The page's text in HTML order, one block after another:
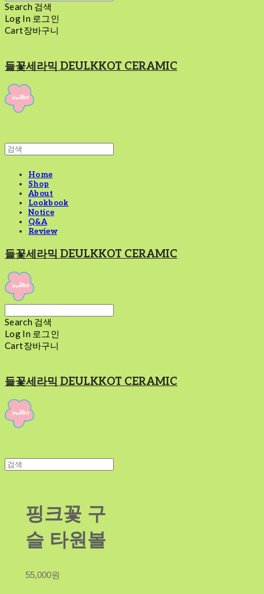
Search 검색
Log In 로그인
Cart장바구니
들꽃세라믹 DEULKKOT CERAMIC
Home
Shop
About
Lookbook
Notice
Q&A
Review
들꽃세라믹 DEULKKOT CERAMIC
Search 검색
Log In 로그인
Cart장바구니
들꽃세라믹 DEULKKOT CERAMIC
핑크꽃 구
슬 타원볼
55,000원